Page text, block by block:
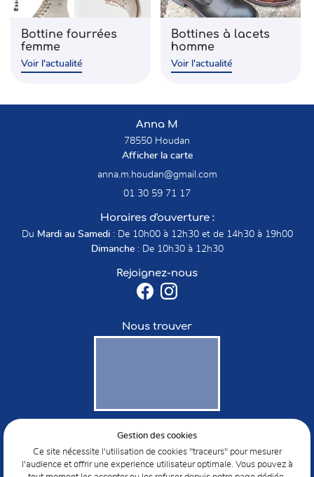
Bottine fourrées
femme
Voir l'actualité
Bottines à lacets
homme
Voir l'actualité
Anna M
78550 Houdan
Afficher la carte
01 30 59 71 17
Horaires d'ouverture :
Du Mardi au Samedi: De 10h00 à 12h30 et de 14h30 à 19h00
Dimanche: De 10h30 à 12h30
Rejoignez-nous
Nous trouver
Mentions Légales
Conditions générales d'utilisation
Politique de confidentialité
Gestion des cookies
Gestion des cookies
Ce site nécessite l'utilisation de cookies "traceurs" pour mesurer
l'audience et offrir une experience utilisateur optimale. Vous pouvez à